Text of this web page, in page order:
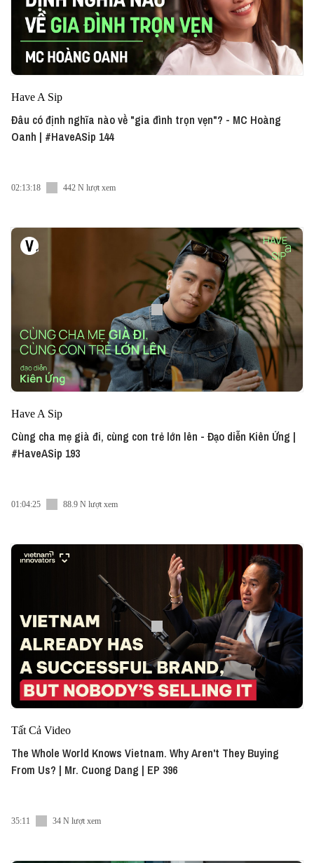
Have A Sip
Đâu có định nghĩa nào về "gia đình trọn vẹn"? - MC Hoàng
Oanh | #HaveASip 144
02:13:18 442 N lượt xem
Have A Sip
Cùng cha mẹ già đi, cùng con trẻ lớn lên - Đạo diễn Kiên Ứng |
#HaveASip 193
01:04:25 88.9 N lượt xem
Tất Cả Video
The Whole World Knows Vietnam. Why Aren't They Buying
From Us? | Mr. Cuong Dang | EP 396
35:11 34 N lượt xem